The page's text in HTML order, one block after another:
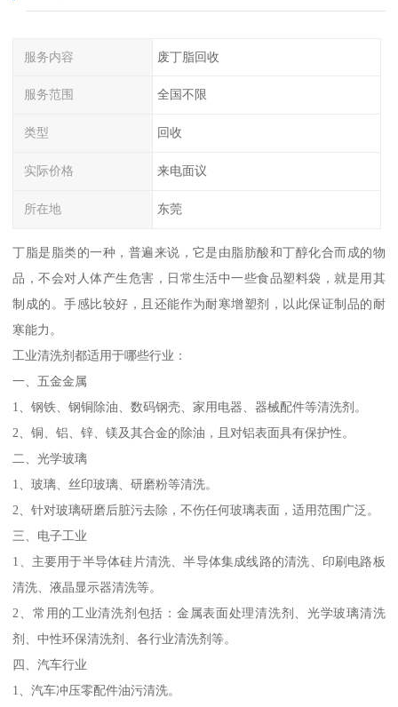
服务内容 废丁脂回收
服务范围 全国不限
类型 回收
实际价格 来电面议
所在地 东莞
丁脂是脂类的一种，普遍来说，它是由脂肪酸和丁醇化合而成的物
品，不会对人体产生危害，日常生活中一些食品塑料袋，就是用其
制成的。手感比较好，且还能作为耐寒增塑剂，以此保证制品的耐
寒能力。
工业清洗剂都适用于哪些行业：
一、五金金属
1、钢铁、钢铜除油、数码钢壳、家用电器、器械配件等清洗剂。
2、铜、铝、锌、镁及其合金的除油，且对铝表面具有保护性。
二、光学玻璃
1、玻璃、丝印玻璃、研磨粉等清洗。
2、针对玻璃研磨后脏污去除，不伤任何玻璃表面，适用范围广泛。
三、电子工业
1、主要用于半导体硅片清洗、半导体集成线路的清洗、印刷电路板
清洗、液晶显示器清洗等。
2、常用的工业清洗剂包括：金属表面处理清洗剂、光学玻璃清洗
剂、中性环保清洗剂、各行业清洗剂等。
四、汽车行业
1、汽车冲压零配件油污清洗。